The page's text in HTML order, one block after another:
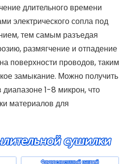
длительного времени
электрического сопла под
тем самым разъедая
размягчение и отпадение
поверхности проводов, таким
замыкание. Можно получить
1-8 микрон, что
материалов для